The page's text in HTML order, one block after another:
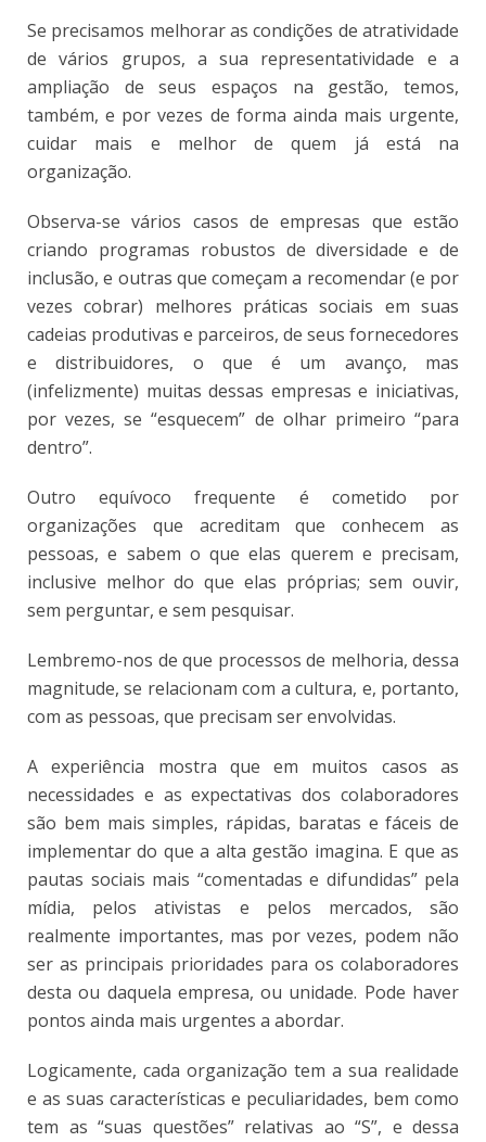
Se precisamos melhorar as condições de atratividade
de vários grupos, a sua representatividade e a
ampliação de seus espaços na gestão, temos,
também, e por vezes de forma ainda mais urgente,
cuidar mais e melhor de quem já está na
organização.
Observa-se vários casos de empresas que estão
criando programas robustos de diversidade e de
inclusão, e outras que começam a recomendar (e por
vezes cobrar) melhores práticas sociais em suas
cadeias produtivas e parceiros, de seus fornecedores
e distribuidores, o que é um avanço, mas
(infelizmente) muitas dessas empresas e iniciativas,
por vezes, se “esquecem” de olhar primeiro “para
dentro”.
Outro equívoco frequente é cometido por
organizações que acreditam que conhecem as
pessoas, e sabem o que elas querem e precisam,
inclusive melhor do que elas próprias; sem ouvir,
sem perguntar, e sem pesquisar.
Lembremo-nos de que processos de melhoria, dessa
magnitude, se relacionam com a cultura, e, portanto,
com as pessoas, que precisam ser envolvidas.
A experiência mostra que em muitos casos as
necessidades e as expectativas dos colaboradores
são bem mais simples, rápidas, baratas e fáceis de
implementar do que a alta gestão imagina. E que as
pautas sociais mais “comentadas e difundidas” pela
mídia, pelos ativistas e pelos mercados, são
realmente importantes, mas por vezes, podem não
ser as principais prioridades para os colaboradores
desta ou daquela empresa, ou unidade. Pode haver
pontos ainda mais urgentes a abordar.
Logicamente, cada organização tem a sua realidade
e as suas características e peculiaridades, bem como
tem as “suas questões” relativas ao “S”, e dessa